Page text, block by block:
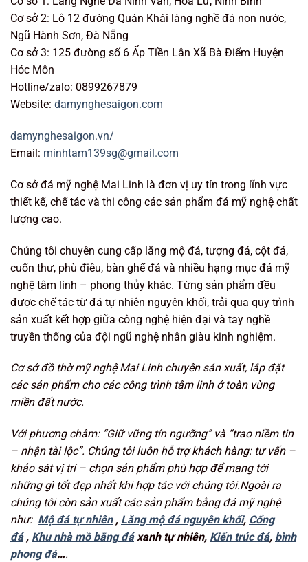
Cơ sở 2: Lô 12 đường Quán Khái làng nghề đá non nước,
Ngũ Hành Sơn, Đà Nẵng
Cơ sở 3: 125 đường số 6 Ấp Tiền Lân Xã Bà Điểm Huyện
Hóc Môn
Hotline/zalo: 0899267879
Website: damynghesaigon.com
damynghesaigon.vn/
Email: minhtam139sg@gmail.com
Cơ sở đá mỹ nghệ Mai Linh là đơn vị uy tín trong lĩnh vực
thiết kế, chế tác và thi công các sản phẩm đá mỹ nghệ chất
lượng cao.
Chúng tôi chuyên cung cấp lăng mộ đá, tượng đá, cột đá,
cuốn thư, phù điêu, bàn ghế đá và nhiều hạng mục đá mỹ
nghệ tâm linh – phong thủy khác. Từng sản phẩm đều
được chế tác từ đá tự nhiên nguyên khối, trải qua quy trình
sản xuất kết hợp giữa công nghệ hiện đại và tay nghề
truyền thống của đội ngũ nghệ nhân giàu kinh nghiệm.
Cơ sở đồ thờ mỹ nghệ Mai Linh chuyên sản xuất, lắp đặt
các sản phẩm cho các công trình tâm linh ở toàn vùng
miền đất nước.
Với phương châm: “Giữ vững tín ngưỡng” và “trao niềm tin
– nhận tài lộc”. Chúng tôi luôn hỗ trợ khách hàng: tư vấn –
khảo sát vị trí – chọn sản phẩm phù hợp để mang tới
những gì tốt đẹp nhất khi hợp tác với chúng tôi.Ngoài ra
chúng tôi còn sản xuất các sản phẩm bằng đá mỹ nghệ
như: Mộ đá tự nhiên, Lăng mộ đá nguyên khối, Cổng
đá, Khu nhà mồ bằng đáxanh tự nhiên, Kiến trúc đá, bình
phong đá….